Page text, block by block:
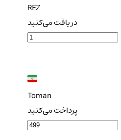
REZ
دریافت می‌کنید
Toman
پرداخت می‌کنید